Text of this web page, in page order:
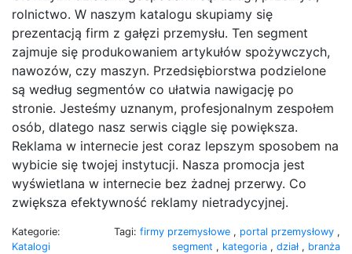
rolnictwo. W naszym katalogu skupiamy się
prezentacją firm z gałęzi przemysłu. Ten segment
zajmuje się produkowaniem artykułów spożywczych,
nawozów, czy maszyn. Przedsiębiorstwa podzielone
są według segmentów co ułatwia nawigację po
stronie. Jesteśmy uznanym, profesjonalnym zespołem
osób, dlatego nasz serwis ciągle się powiększa.
Reklama w internecie jest coraz lepszym sposobem na
wybicie się twojej instytucji. Nasza promocja jest
wyświetlana w internecie bez żadnej przerwy. Co
zwiększa efektywność reklamy nietradycyjnej.
Kategorie:
Katalogi
Tagi: firmy przemysłowe , portal przemysłowy ,
segment , kategoria , dział , branża